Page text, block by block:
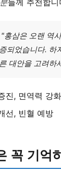
들께 추천합니
홍삼은 오랜 역
되었습니다. 하
대안을 고려하
진, 면역력 강화
선, 빈혈 예방
꼭 기억